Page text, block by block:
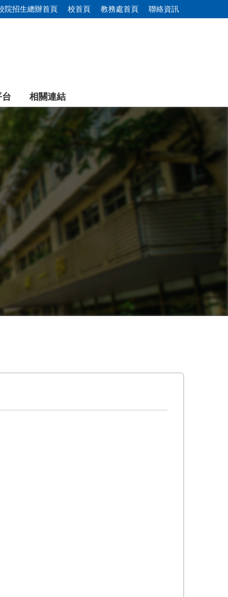
院招生總辦首頁 校首頁 教務處首頁 聯絡資訊
相關連結